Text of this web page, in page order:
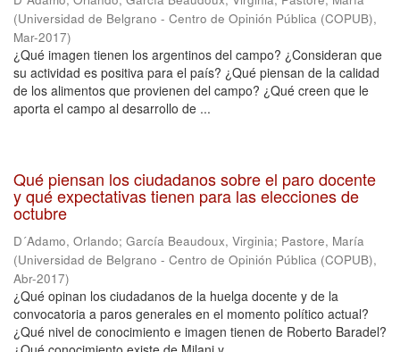
(Universidad de Belgrano - Centro de Opinión Pública (COPUB),
Mar-2017)
¿Qué imagen tienen los argentinos del campo? ¿Consideran que
su actividad es positiva para el país? ¿Qué piensan de la calidad
de los alimentos que provienen del campo? ¿Qué creen que le
aporta el campo al desarrollo de ...
Qué piensan los ciudadanos sobre el paro docente
y qué expectativas tienen para las elecciones de
octubre
D´Adamo, Orlando; García Beaudoux, Virginia; Pastore, María
(Universidad de Belgrano - Centro de Opinión Pública (COPUB),
Abr-2017)
¿Qué opinan los ciudadanos de la huelga docente y de la
convocatoria a paros generales en el momento político actual?
¿Qué nivel de conocimiento e imagen tienen de Roberto Baradel?